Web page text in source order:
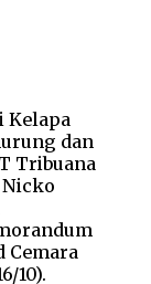
Kelapa
dan
Tribuana
Cemara
10).